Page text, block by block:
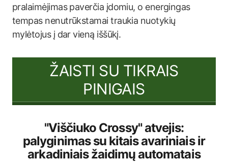
pralaimėjimas paverčia įdomiu, o energingas
tempas nenutrūkstamai traukia nuotykių
mylėtojus į dar vieną iššūkį.
ŽAISTI SU TIKRAIS
PINIGAIS
"Viščiuko Crossy" atvejis:
palyginimas su kitais avariniais ir
arkadiniais žaidimų automatais